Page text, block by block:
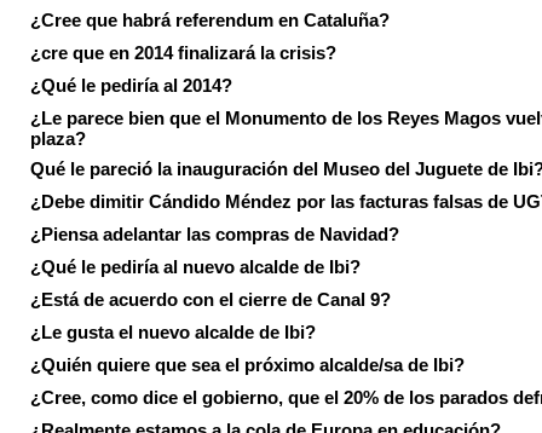
¿Cree que habrá referendum en Cataluña?
¿cre que en 2014 finalizará la crisis?
¿Qué le pediría al 2014?
¿Le parece bien que el Monumento de los Reyes Magos
plaza?
Qué le pareció la inauguración del Museo del Juguete de
¿Debe dimitir Cándido Méndez por las facturas falsas de
¿Piensa adelantar las compras de Navidad?
¿Qué le pediría al nuevo alcalde de Ibi?
¿Está de acuerdo con el cierre de Canal 9?
¿Le gusta el nuevo alcalde de Ibi?
¿Quién quiere que sea el próximo alcalde/sa de Ibi?
¿Cree, como dice el gobierno, que el 20% de los parados